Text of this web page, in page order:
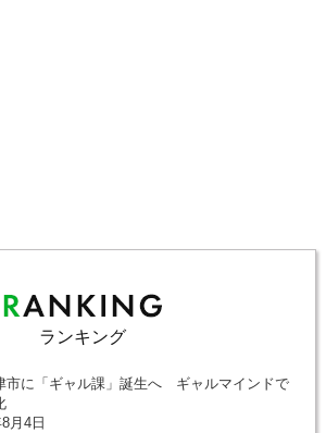
ランキング
市に「ギャル課」誕生へ ギャルマインドで
月4日